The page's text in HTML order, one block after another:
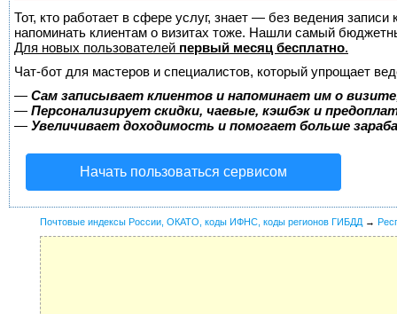
Тот, кто работает в сфере услуг, знает — без ведения
напоминать клиентам о визитах тоже. Нашли самый
Для новых пользователей первый месяц бесплатно.
Чат-бот для мастеров и специалистов, который упрощает
— Сам записывает клиентов и напоминает им о
— Персонализирует скидки, чаевые, кэшбэк и
— Увеличивает доходимость и помогает больше
Начать пользоваться сервисом
Почтовые индексы России, ОКАТО, коды ИФНС, коды регионов ГИБДД →